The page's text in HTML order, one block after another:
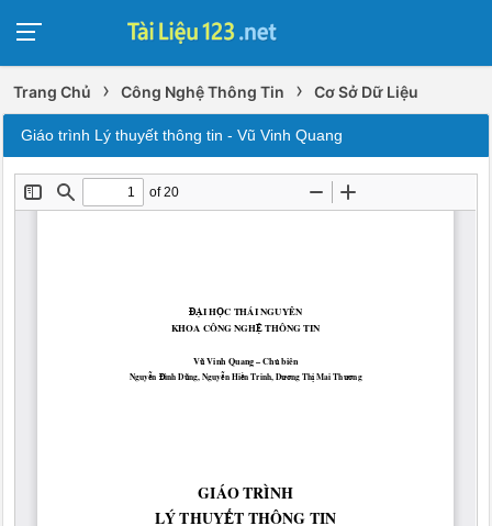
Trang Chủ › Công Nghệ Thông Tin › Cơ Sở Dữ Liệu
Giáo trình Lý thuyết thông tin - Vũ Vinh Quang